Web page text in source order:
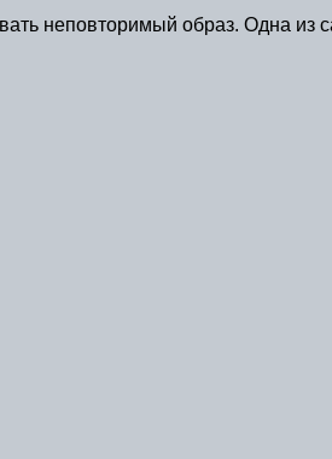
неповторимый образ. Одна из